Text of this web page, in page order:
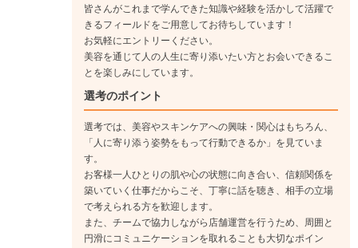
皆さんがこれまで学んできた知識や経験を活かして活躍で
きるフィールドをご用意してお待ちしています！
お気軽にエントリーください。
美容を通じて人の人生に寄り添いたい方とお会いできるこ
とを楽しみにしています。
選考のポイント
選考では、美容やスキンケアへの興味・関心はもちろん、
「人に寄り添う姿勢をもって行動できるか」を見ていま
す。
お客様一人ひとりの肌や心の状態に向き合い、信頼関係を
築いていく仕事だからこそ、丁寧に話を聴き、相手の立場
で考えられる方を歓迎します。
また、チームで協力しながら店舗運営を行うため、周囲と
円滑にコミュニケーションを取れることも大切なポイン